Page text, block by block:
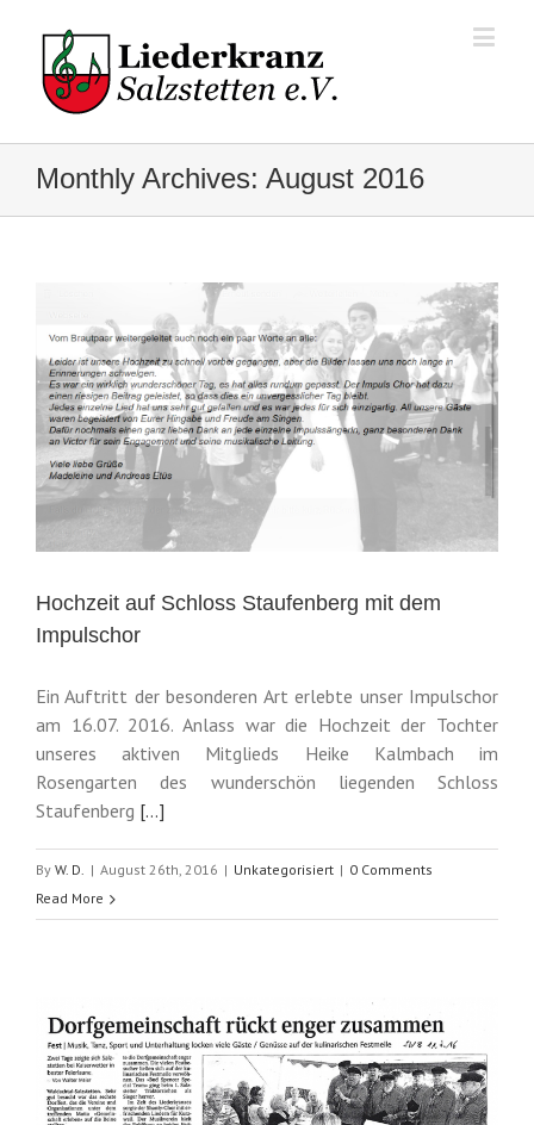
Monthly Archives: August 2016
Hochzeit auf Schloss Staufenberg mit dem
Impulschor
Ein Auftritt der besonderen Art erlebte unser Impulschor
am 16.07. 2016. Anlass war die Hochzeit der Tochter
unseres aktiven Mitglieds Heike Kalmbach im
Rosengarten des wunderschön liegenden Schloss
Staufenberg […]
By W. D. | August 26th, 2016 | Unkategorisiert | 0 Comments
Read More